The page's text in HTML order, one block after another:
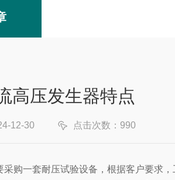
高压发生器特点
12-30 点击次数：990
采购一套耐压试验设备，根据客户要求